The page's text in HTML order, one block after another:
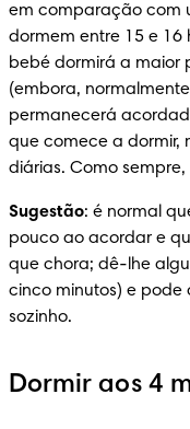
em comparação com
dormem entre 15 e 16
bebé dormirá a maior
(embora,
permanecerá
que comece a dormir,
diárias. Como
Sugestão: é normal
pouco ao acordar e
que chora; dê-lhe
cinco minutos) e
sozinho.
Dormir aos 4